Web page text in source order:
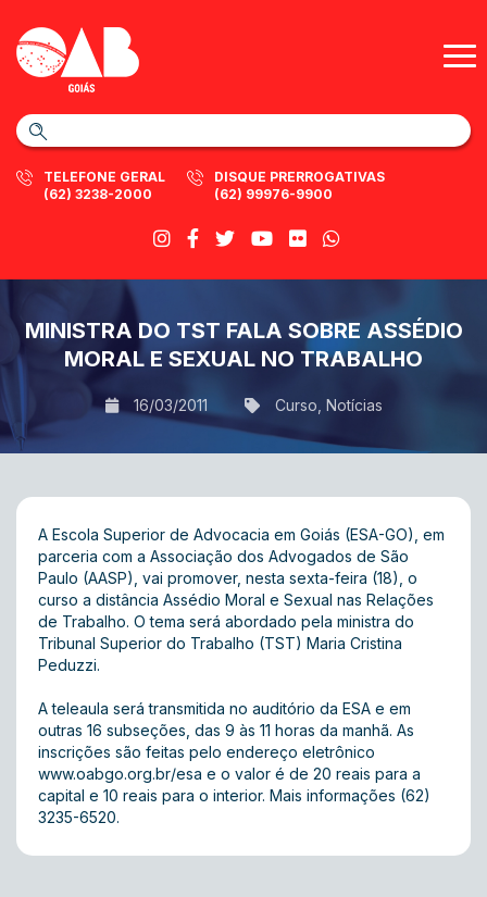
TELEFONE GERAL
(62) 3238-2000
DISQUE PRERROGATIVAS
(62) 99976-9900
MINISTRA DO TST FALA SOBRE ASSÉDIO
MORAL E SEXUAL NO TRABALHO
16/03/2011 Curso Notícias
A Escola Superior de Advocacia em Goiás (ESA-GO), em
parceria com a Associação dos Advogados de São
Paulo (AASP), vai promover, nesta sexta-feira (18), o
curso a distância Assédio Moral e Sexual nas Relações
de Trabalho. O tema será abordado pela ministra do
Tribunal Superior do Trabalho (TST) Maria Cristina
Peduzzi.
A teleaula será transmitida no auditório da ESA e em
outras 16 subseções, das 9 às 11 horas da manhã. As
inscrições são feitas pelo endereço eletrônico
www.oabgo.org.br/esa e o valor é de 20 reais para a
capital e 10 reais para o interior. Mais informações (62)
3235-6520.